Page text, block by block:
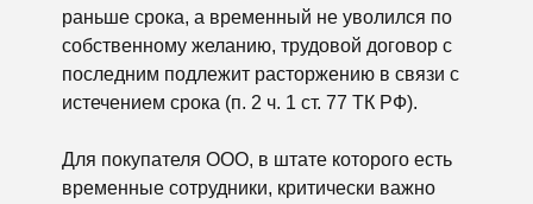
раньше срока, а временный не уволился по
собственному желанию, трудовой договор с
последним подлежит расторжению в связи с
истечением срока (п. 2 ч. 1 ст. 77 ТК РФ).
Для покупателя ООО, в штате которого есть
временные сотрудники, критически важно